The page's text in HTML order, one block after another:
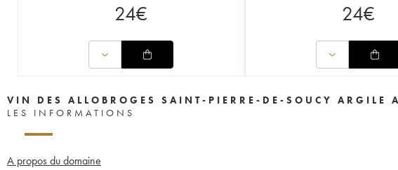
24€ 24€
VIN DES ALLOBROGES SAINT-PIERRE-DE-SOUCY ARGILE
LES INFORMATIONS
A propos du domaine